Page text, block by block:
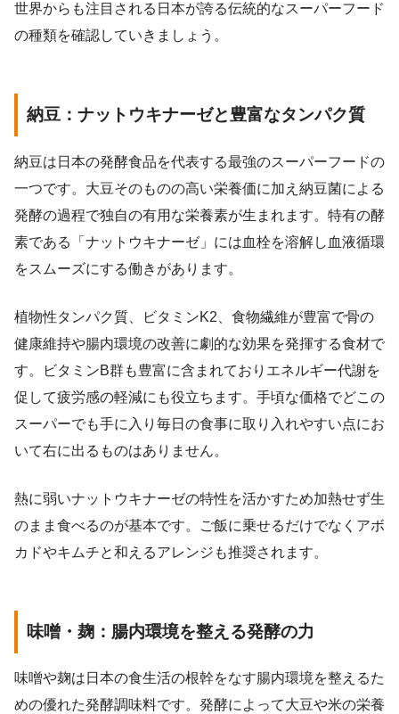
世界からも注目される日本が誇る伝統的なスーパーフード
の種類を確認していきましょう。
納豆：ナットウキナーゼと豊富なタンパク質
納豆は日本の発酵食品を代表する最強のスーパーフードの
一つです。大豆そのものの高い栄養価に加え納豆菌による
発酵の過程で独自の有用な栄養素が生まれます。特有の酵
素である「ナットウキナーゼ」には血栓を溶解し血液循環
をスムーズにする働きがあります。
植物性タンパク質、ビタミンK2、食物繊維が豊富で骨の
健康維持や腸内環境の改善に劇的な効果を発揮する食材で
す。ビタミンB群も豊富に含まれておりエネルギー代謝を
促して疲労感の軽減にも役立ちます。手頃な価格でどこの
スーパーでも手に入り毎日の食事に取り入れやすい点にお
いて右に出るものはありません。
熱に弱いナットウキナーゼの特性を活かすため加熱せず生
のまま食べるのが基本です。ご飯に乗せるだけでなくアボ
カドやキムチと和えるアレンジも推奨されます。
味噌・麹：腸内環境を整える発酵の力
味噌や麹は日本の食生活の根幹をなす腸内環境を整えるた
めの優れた発酵調味料です。発酵によって大豆や米の栄養